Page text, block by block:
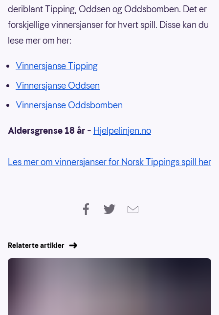
deriblant Tipping, Oddsen og Oddsbomben. Det er
forskjellige vinnersjanser for hvert spill. Disse kan du
lese mer om her:
Vinnersjanse Tipping
Vinnersjanse Oddsen
Vinnersjanse Oddsbomben
Aldersgrense 18 år – Hjelpelinjen.no
Les mer om vinnersjanser for Norsk Tippings spill her
Relaterte artikler